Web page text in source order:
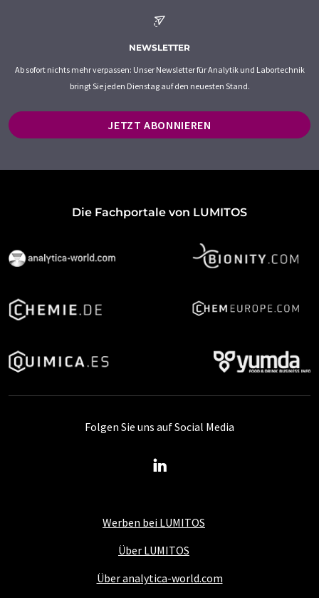
NEWSLETTER
Ab sofort nichts mehr verpassen: Unser Newsletter für Analytik und Labortechnik
bringt Sie jeden Dienstag auf den neuesten Stand.
JETZT ABONNIEREN
Die Fachportale von LUMITOS
Werben bei LUMITOS
Über LUMITOS
Über analytica-world.com
Folgen Sie uns auf Social Media